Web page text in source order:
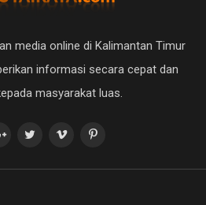
media online di Kalimantan Timur
informasi secara cepat dan
masyarakat luas.